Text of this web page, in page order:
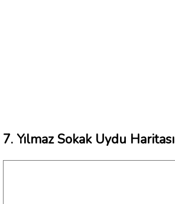
7. Yılmaz Sokak Uydu Haritası